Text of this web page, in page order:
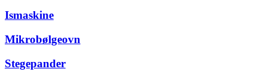
Ismaskine
Mikrobølgeovn
Stegepander